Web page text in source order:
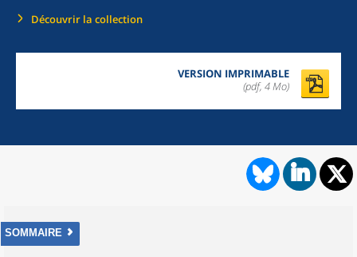
Découvrir la collection
VERSION IMPRIMABLE
(pdf, 4 Mo)
SOMMAIRE